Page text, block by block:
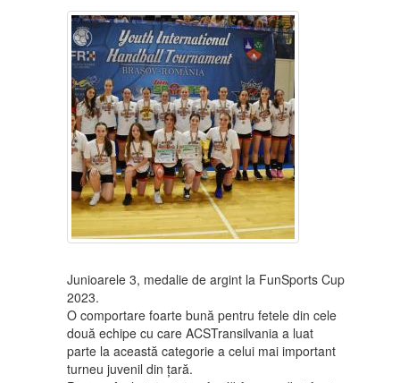
Junioarele 3, medalie de argint la FunSports Cup
2023.
O comportare foarte bună pentru fetele din cele
două echipe cu careACSTransilvania a luat
parte la această categorie a celui mai important
turneu juvenil din țară.